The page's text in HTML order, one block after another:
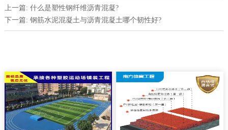
上一篇: 什么是塑性钢纤维沥青混凝?
下一篇: 钢筋水泥混凝土与沥青混凝土哪个韧性好?